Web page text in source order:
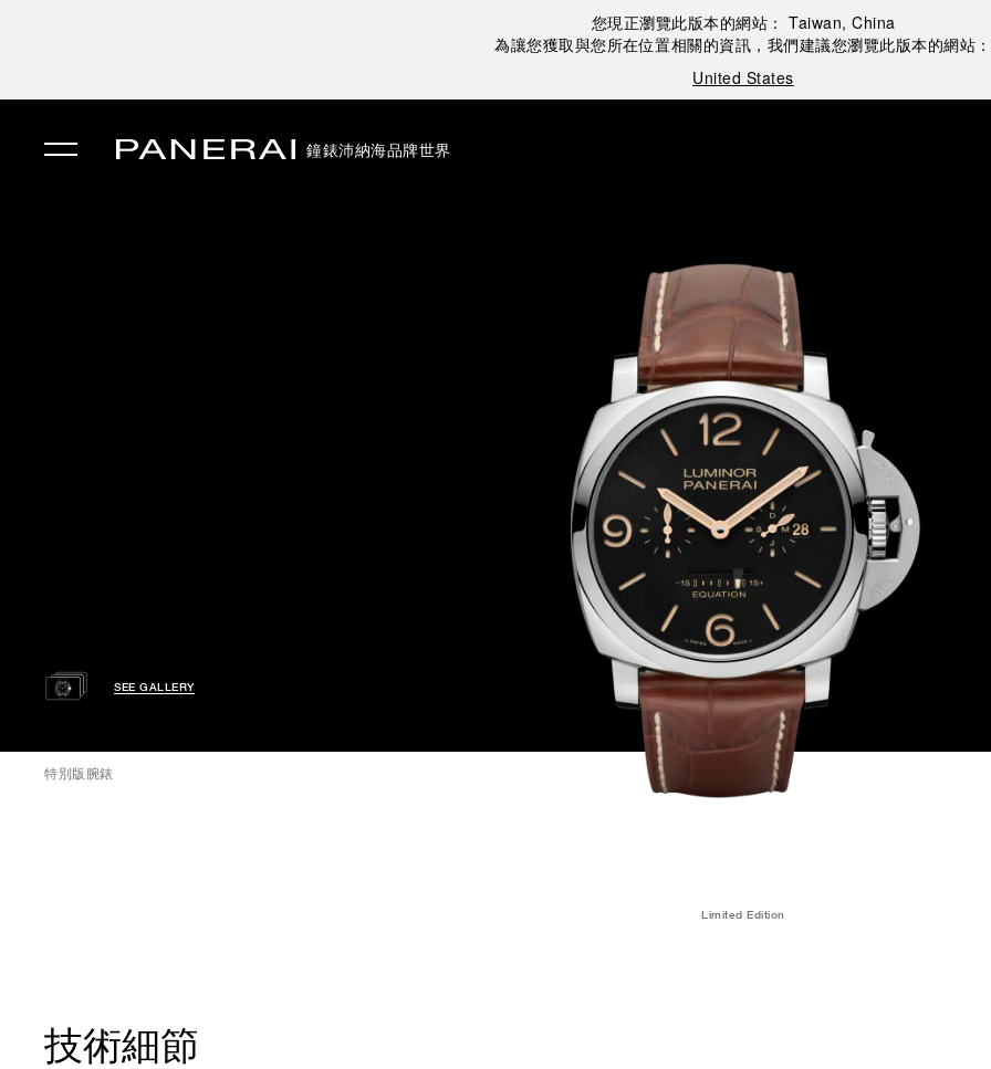
您現正瀏覽此版本的網站： Taiwan, China
為讓您獲取與您所在位置相關的資訊，我們建議您瀏覽此版本的網站：
United States
鐘錶沛納海品牌世界
SEE GALLERY
特別版腕錶
Limited Edition
技術細節